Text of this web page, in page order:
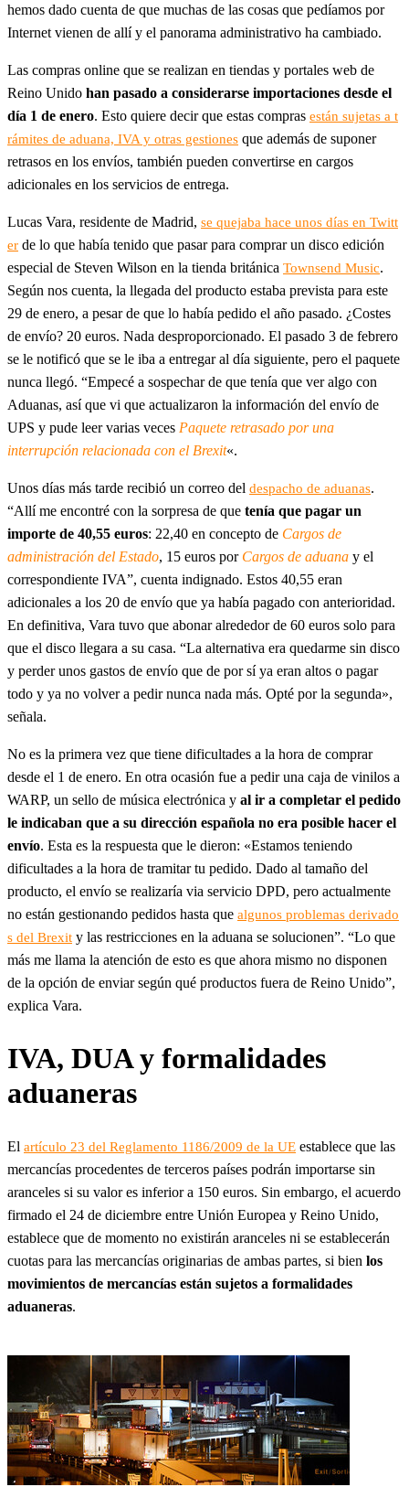
hemos dado cuenta de que muchas de las cosas que pedíamos por
Internet vienen de allí y el panorama administrativo ha cambiado.
Las compras online que se realizan en tiendas y portales web de
Reino Unido han pasado a considerarse importaciones desde el
día 1 de enero. Esto quiere decir que estas compras están sujetas a t
rámites de aduana, IVA y otras gestiones que además de suponer
retrasos en los envíos, también pueden convertirse en cargos
adicionales en los servicios de entrega.
Lucas Vara, residente de Madrid, se quejaba hace unos días en Twitt
er de lo que había tenido que pasar para comprar un disco edición
especial de Steven Wilson en la tienda británica Townsend Music.
Según nos cuenta, la llegada del producto estaba prevista para este
29 de enero, a pesar de que lo había pedido el año pasado. ¿Costes
de envío? 20 euros. Nada desproporcionado. El pasado 3 de febrero
se le notificó que se le iba a entregar al día siguiente, pero el paquete
nunca llegó. “Empecé a sospechar de que tenía que ver algo con
Aduanas, así que vi que actualizaron la información del envío de
UPS y pude leer varias veces Paquete retrasado por una
interrupción relacionada con el Brexit«.
Unos días más tarde recibió un correo del despacho de aduanas.
“Allí me encontré con la sorpresa de que tenía que pagar un
importe de 40,55 euros: 22,40 en concepto de Cargos de
administración del Estado, 15 euros por Cargos de aduana y el
correspondiente IVA”, cuenta indignado. Estos 40,55 eran
adicionales a los 20 de envío que ya había pagado con anterioridad.
En definitiva, Vara tuvo que abonar alrededor de 60 euros solo para
que el disco llegara a su casa. “La alternativa era quedarme sin disco
y perder unos gastos de envío que de por sí ya eran altos o pagar
todo y ya no volver a pedir nunca nada más. Opté por la segunda»,
señala.
No es la primera vez que tiene dificultades a la hora de comprar
desde el 1 de enero. En otra ocasión fue a pedir una caja de vinilos a
WARP, un sello de música electrónica y al ir a completar el pedido
le indicaban que a su dirección española no era posible hacer el
envío. Esta es la respuesta que le dieron: «Estamos teniendo
dificultades a la hora de tramitar tu pedido. Dado al tamaño del
producto, el envío se realizaría via servicio DPD, pero actualmente
no están gestionando pedidos hasta que algunos problemas derivado
s del Brexit y las restricciones en la aduana se solucionen”. “Lo que
más me llama la atención de esto es que ahora mismo no disponen
de la opción de enviar según qué productos fuera de Reino Unido”,
explica Vara.
IVA, DUA y formalidades
aduaneras
El artículo 23 del Reglamento 1186/2009 de la UE establece que las
mercancías procedentes de terceros países podrán importarse sin
aranceles si su valor es inferior a 150 euros. Sin embargo, el acuerdo
firmado el 24 de diciembre entre Unión Europea y Reino Unido,
establece que de momento no existirán aranceles ni se establecerán
cuotas para las mercancías originarias de ambas partes, si bien los
movimientos de mercancías están sujetos a formalidades
aduaneras.